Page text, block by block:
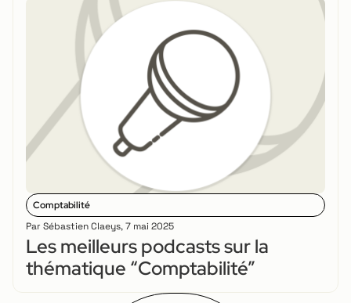
Comptabilité
Par Sébastien Claeys,7 mai 2025
Les meilleurs podcasts sur la
thématique “Comptabilité”